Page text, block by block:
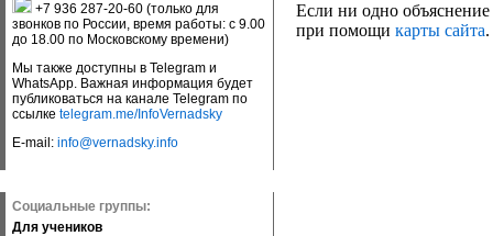
+7 936 287-20-60 (только для
звонков по России, время работы: с 9.00
до 18.00 по Московскому времени)
Мы также доступны в Telegram и
WhatsApp. Важная информация будет
публиковаться на канале Telegram по
ссылке telegram.me/InfoVernadsky
E-mail: info@vernadsky.info
Социальные группы:
Для учеников
Если ни одно объяснение
при помощи карты сайта.